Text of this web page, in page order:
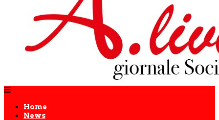
Home
News